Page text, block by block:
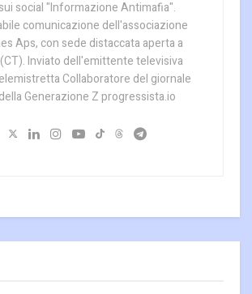
social "Informazione Antimafia".
comunicazione dell'associazione
Aps, con sede distaccata aperta a
Inviato dell'emittente televisiva
Collaboratore del giornale
Generazione Z progressista.io